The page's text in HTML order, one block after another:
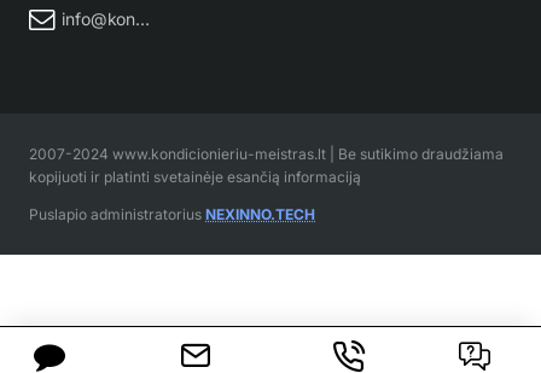
info@kondicionieriu-meistras.lt
2007-2024 www.kondicionieriu-meistras.lt | Be sutikimo draudžiama
kopijuoti ir platinti svetainėje esančią informaciją
Puslapio administratorius NEXINNO.TECH